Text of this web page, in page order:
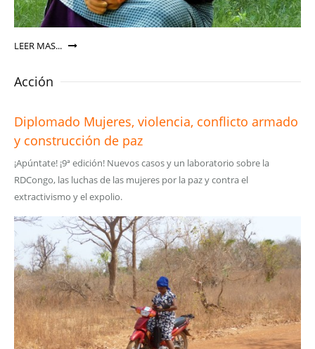
LEER MAS...
Acción
Diplomado Mujeres, violencia, conflicto armado
y construcción de paz
¡Apúntate! ¡9ª edición! Nuevos casos y un laboratorio sobre la
RDCongo, las luchas de las mujeres por la paz y contra el
extractivismo y el expolio.